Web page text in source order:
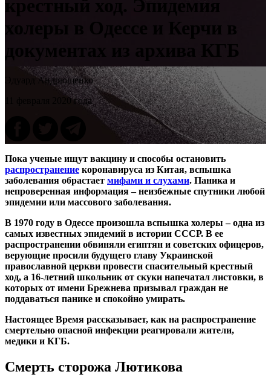
крестный ход. Эпидемия
документах из архива КГБ
Эдуард Андрющенко
11 февраля 2020 года
Пока ученые ищут вакцину и способы остановить
распространение коронавируса из Китая, вспышка
заболевания обрастает мифами и слухами. Паника и
непроверенная информация – неизбежные спутники любой
эпидемии или массового заболевания.
В 1970 году в Одессе произошла вспышка холеры – одна из
самых известных эпидемий в истории СССР. В ее
распространении обвиняли египтян и советских офицеров,
верующие просили будущего главу Украинской
православной церкви провести спасительный крестный
ход, а 16-летний школьник от скуки напечатал листовки, в
которых от имени Брежнева призывал граждан не
поддаваться панике и спокойно умирать.
Настоящее Время рассказывает, как на распространение
смертельно опасной инфекции реагировали жители,
медики и КГБ.
Смерть сторожа Лютикова